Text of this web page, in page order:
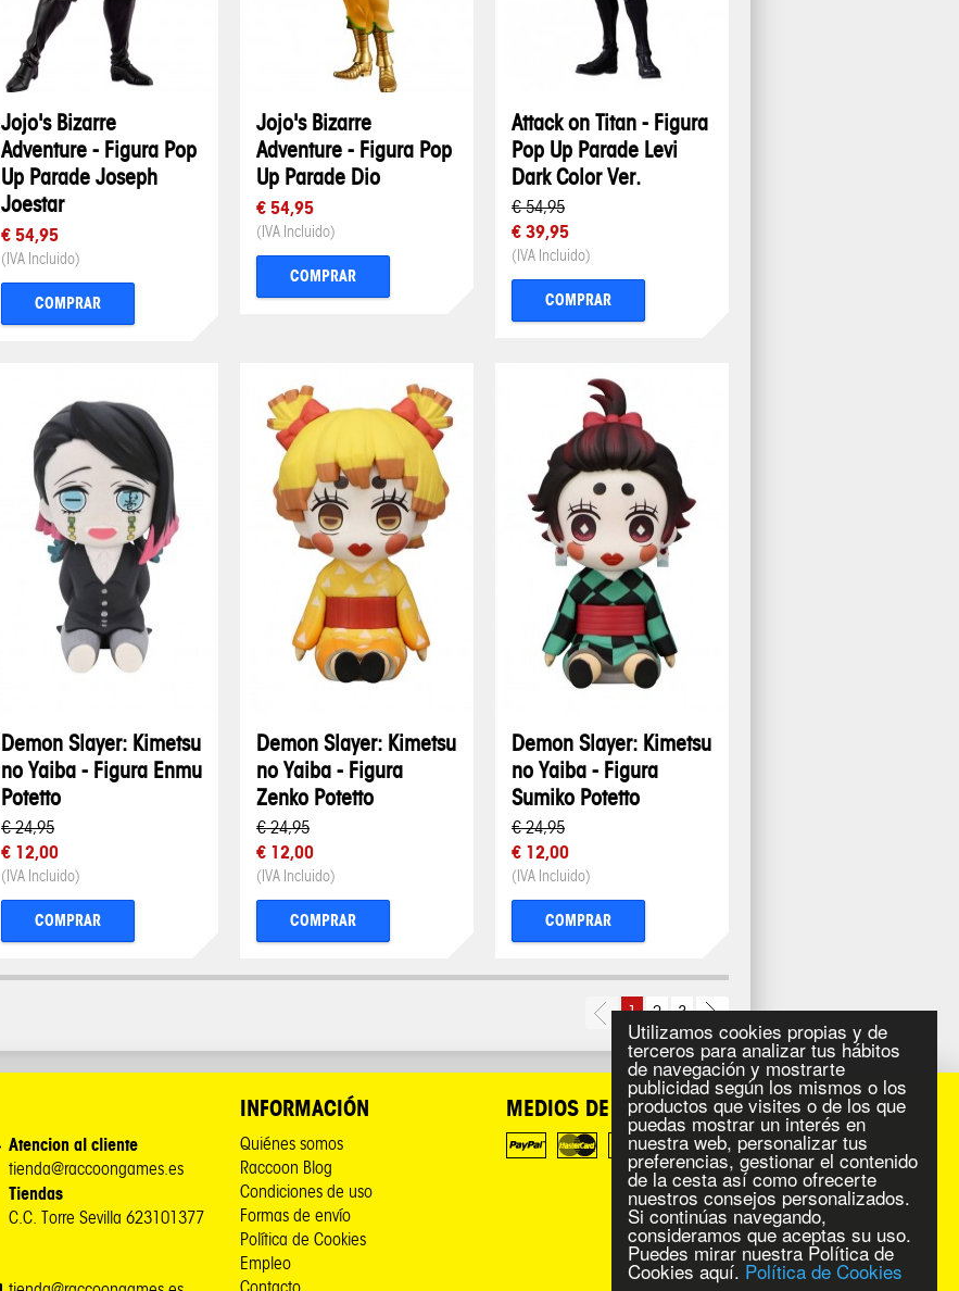
Utilizamos cookies propias y de
terceros para analizar tus hábitos
de navegación y mostrarte
publicidad según los mismos o los
productos que visites o de los que
puedas mostrar un interés en
nuestra web, personalizar tus
preferencias, gestionar el contenido
de la cesta así como ofrecerte
nuestros consejos personalizados.
Si continúas navegando,
consideramos que aceptas su uso.
Puedes mirar nuestra Política de
Cookies aquí. Política de Cookies
Jojo's Bizarre
Adventure - Figura Pop
Up Parade Joseph
Joestar
€ 54,95
(IVA Incluido)
COMPRAR
Jojo's Bizarre
Adventure - Figura Pop
Up Parade Dio
€ 54,95
(IVA Incluido)
COMPRAR
Attack on Titan - Figura
Pop Up Parade Levi
Dark Color Ver.
€ 54,95
€ 39,95
(IVA Incluido)
COMPRAR
Demon Slayer: Kimetsu
no Yaiba - Figura Enmu
Potetto
€ 24,95
€ 12,00
(IVA Incluido)
COMPRAR
Demon Slayer: Kimetsu
no Yaiba - Figura
Zenko Potetto
€ 24,95
€ 12,00
(IVA Incluido)
COMPRAR
Demon Slayer: Kimetsu
no Yaiba - Figura
Sumiko Potetto
€ 24,95
€ 12,00
(IVA Incluido)
COMPRAR
1 2 3
Atencion al cliente
tienda@raccoongames.es
Tiendas
C.C. Torre Sevilla 623101377
INFORMACIÓN
Quiénes somos
Raccoon Blog
Condiciones de uso
Formas de envío
Política de Cookies
Empleo
MEDIOS DE PAGO